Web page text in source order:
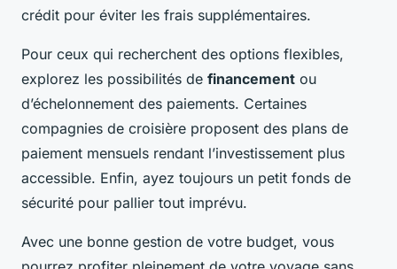
crédit pour éviter les frais supplémentaires.
Pour ceux qui recherchent des options flexibles,
explorez les possibilités de financement ou
d’échelonnement des paiements. Certaines
compagnies de croisière proposent des plans de
paiement mensuels rendant l’investissement plus
accessible. Enfin, ayez toujours un petit fonds de
sécurité pour pallier tout imprévu.
Avec une bonne gestion de votre budget, vous